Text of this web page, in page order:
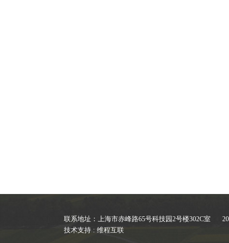
联系地址：上海市赤峰路65号科技园2号楼302C室
技术支持 : 维程互联